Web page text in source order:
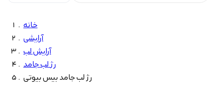
خانه
آرایشی
آرایش لب
رژ لب جامد
رژ لب جامد بیس بیوتی